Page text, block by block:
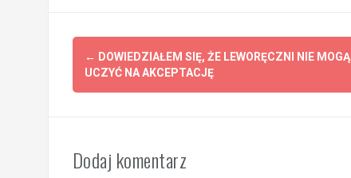
Post
navigation
← DOWIEDZIAŁEM SIĘ, ŻE LEWORĘCZNI NIE MOGĄ
UCZYĆ NA AKCEPTACJĘ
Dodaj komentarz